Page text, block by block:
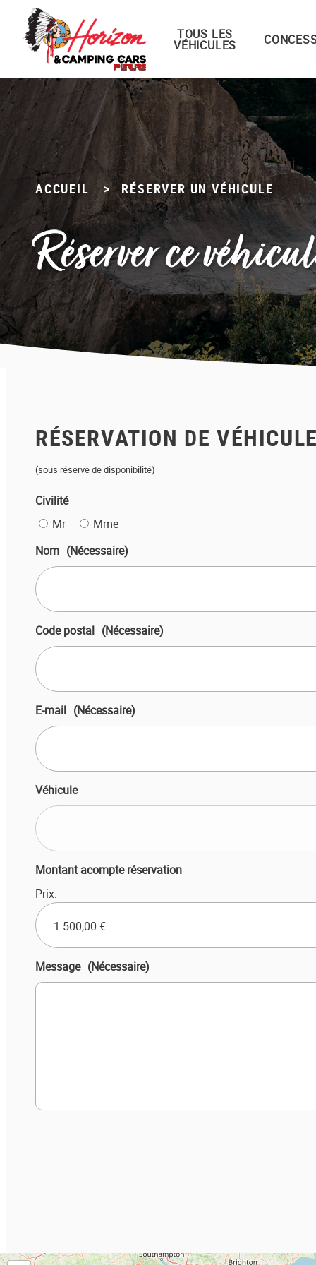
Passer
contenu
Menu principal
TOUS LES
VÉHICULES
ACCUEIL > RÉSERVER UN VÉHICULE
Réserver ce
RÉSERVATION DE
(sous réserve de disponibilité)
Civilité
Mr
Mme
Nom (Nécessaire)
Code postal (Nécessaire)
E-mail (Nécessaire)
Véhicule
Montant acompte réservation
Prix:
Message (Nécessaire)